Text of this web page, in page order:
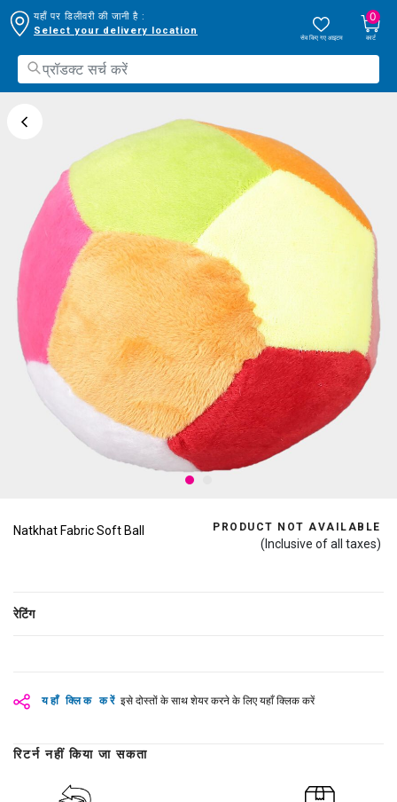
यहाँ पर डिलीवरी की जानी है :
Select your delivery location
सेव किए गए आइटम
0
कार्ट
Natkhat Fabric Soft Ball PRODUCT NOT AVAILABLE
(Inclusive of all taxes)
रेटिंग
यहाँ क्लिक करें इसे दोस्तों के साथ शेयर करने के लिए यहाँ क्लिक करें
रिटर्न नहीं किया जा सकता